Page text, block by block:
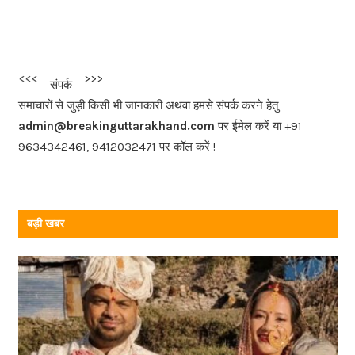
b
o
o
k
<<< संपर्क >>>
समाचारों से जुड़ी किसी भी जानकारी अथवा हमसे संपर्क करने हेतु
admin@breakinguttarakhand.com पर ईमेल करें या +91
9634342461, 9412032471 पर कॉल करें !
बड़ी खबर